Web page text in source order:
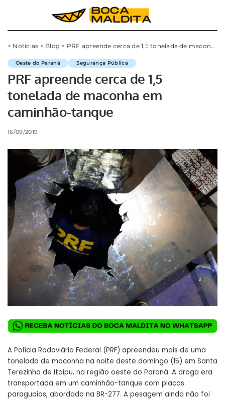
> Notícias > Blog > PRF apreende cerca de 1,5 tonelada de maconha em caminhão-tanque
Oeste do Paraná Segurança Pública
PRF apreende cerca de 1,5
tonelada de maconha em
caminhão-tanque
16/09/2019
A Polícia Rodoviária Federal (PRF) apreendeu mais de uma
tonelada de maconha na noite deste domingo (15) em Santa
Terezinha de Itaipu, na região oeste do Paraná. A droga era
transportada em um caminhão-tanque com placas
paraguaias, abordado na BR-277. A pesagem ainda não foi